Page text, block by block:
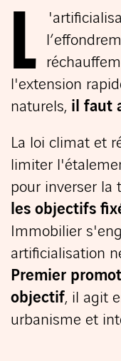
L
l'extension
naturels, il faut
La loi climat et
limiter
pour inverser la
les objectifs
Immobilier
artificialisation
Premier
objectif, il agit
urbanisme et